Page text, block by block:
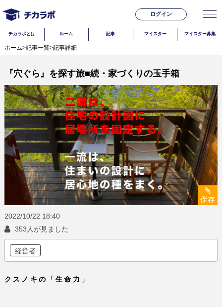
ログイン
チカラボとは ルーム 記事 マイスター マイスター募集
ホーム>記事一覧>記事詳細
『穴ぐら』を探す旅■続・家づくりの玉手箱
保存
2022/10/22 18:40
353人が見ました
経営者
クスノキの「生命力」